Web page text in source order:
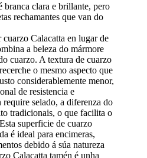
branca clara e brillante, pero
rechamantes que van do
cuarzo Calacatta en lugar de
a beleza do mármore
cuarzo. A textura de cuarzo
o mesmo aspecto que
considerablemente menor,
de resistencia e
selado, a diferenza do
tradicionais, o que facilita o
superficie de cuarzo
é ideal para encimeras,
debido á súa natureza
Calacatta tamén é unha